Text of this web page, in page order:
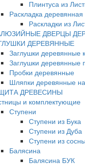
Плинтуса из
Раскладка деревянная
Раскладки из
ДВЕРЦЫ
ДЕРЕВЯННЫЕ
Заглушки деревянные
Заглушки деревянные
Пробки деревянные
Шляпки деревянные
ДРЕВЕСИНЫ
и комплектующие
Ступени
Ступени из Бука
Ступени из Дуба
Ступени из
Балясина
Балясина БУК